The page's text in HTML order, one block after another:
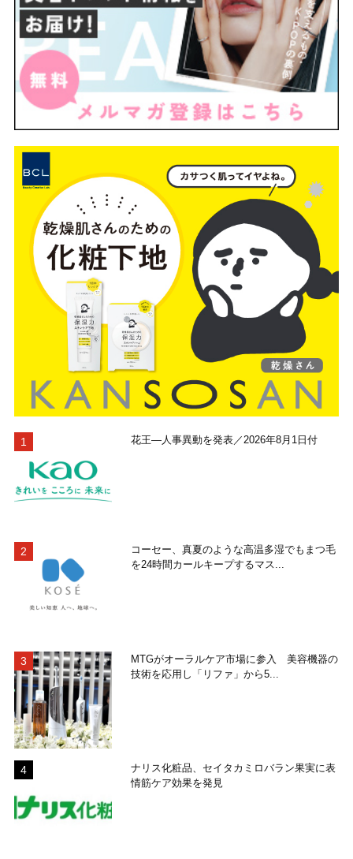
花王―人事異動を発表／2026年8月1日付
コーセー、真夏のような高温多湿でもまつ毛
を24時間カールキープするマス...
MTGがオーラルケア市場に参入 美容機器の
技術を応用し「リファ」から5...
ナリス化粧品、セイタカミロバラン果実に表
情筋ケア効果を発見